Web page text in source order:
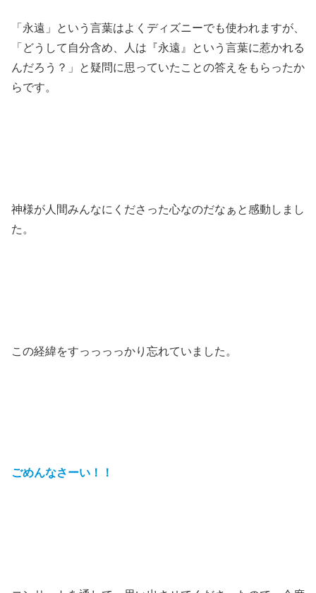
「永遠」という言葉はよくディズニーでも使われますが、
「どうして自分含め、人は『永遠』という言葉に惹かれる
んだろう？」と疑問に思っていたことの答えをもらったか
らです。
神様が人間みんなにくださった心なのだなぁと感動しまし
た。
この経緯をすっっっっかり忘れていました。
ごめんなさーい！！